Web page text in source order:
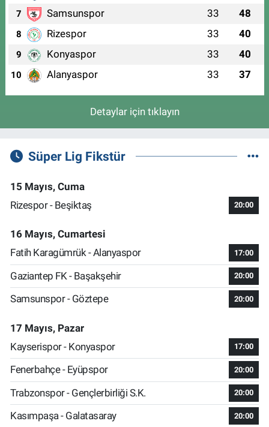
7 Samsunspor 33 48
8 Rizespor 33 40
9 Konyaspor 33 40
10 Alanyaspor 33 37
Detaylar için tıklayın
Süper Lig Fikstür
15 Mayıs, Cuma
Rizespor - Beşiktaş
20:00
16 Mayıs, Cumartesi
Fatih Karagümrük - Alanyaspor
17:00
Gaziantep FK - Başakşehir 20:00
Samsunspor - Göztepe 20:00
17 Mayıs, Pazar
Kayserispor - Konyaspor
17:00
Fenerbahçe - Eyüpspor 20:00
Trabzonspor - Gençlerbirliği S.K. 20:00
Kasımpaşa - Galatasaray 20:00